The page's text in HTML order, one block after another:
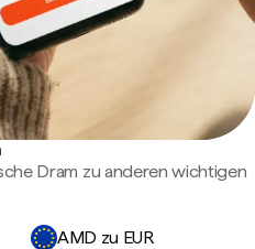
Dram zu anderen wichtigen
AMD zu EUR